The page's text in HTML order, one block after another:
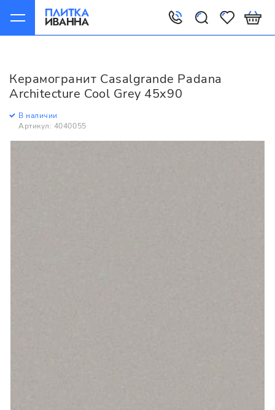
Casalgrande Padana Architecture Cool Grey 45x90
Керамогранит Casalgrande Padana
Architecture Cool Grey 45x90
В наличии
Артикул: 4040055